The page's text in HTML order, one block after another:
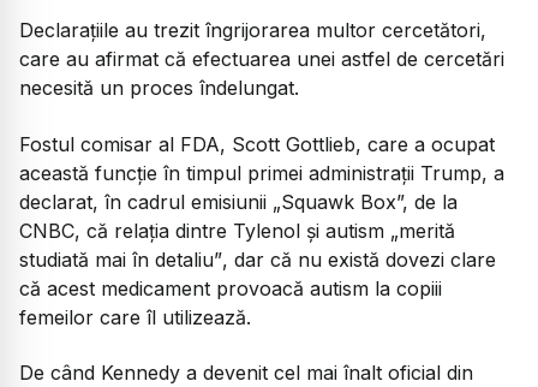
Declarațiile au trezit îngrijorarea multor cercetători,
care au afirmat că efectuarea unei astfel de cercetări
necesită un proces îndelungat.
Fostul comisar al FDA, Scott Gottlieb, care a ocupat
această funcție în timpul primei administrații Trump, a
declarat, în cadrul emisiunii „Squawk Box”, de la
CNBC, că relația dintre Tylenol și autism „merită
studiată mai în detaliu”, dar că nu există dovezi clare
că acest medicament provoacă autism la copiii
femeilor care îl utilizează.
De când Kennedy a devenit cel mai înalt oficial din